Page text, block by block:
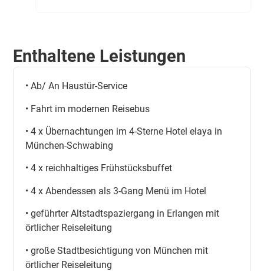
Enthaltene Leistungen
• Ab/ An Haustür-Service
• Fahrt im modernen Reisebus
• 4 x Übernachtungen im 4-Sterne Hotel elaya in
München-Schwabing
• 4 x reichhaltiges Frühstücksbuffet
• 4 x Abendessen als 3-Gang Menü im Hotel
• geführter Altstadtspaziergang in Erlangen mit
örtlicher Reiseleitung
• große Stadtbesichtigung von München mit
örtlicher Reiseleitung